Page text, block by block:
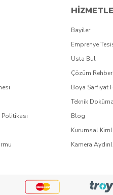
Bayiler
Emprenye
Usta Bul
Çözüm Rehberi
Boya Sarfiyat
Teknik
Blog
Kurumsal
Kamera